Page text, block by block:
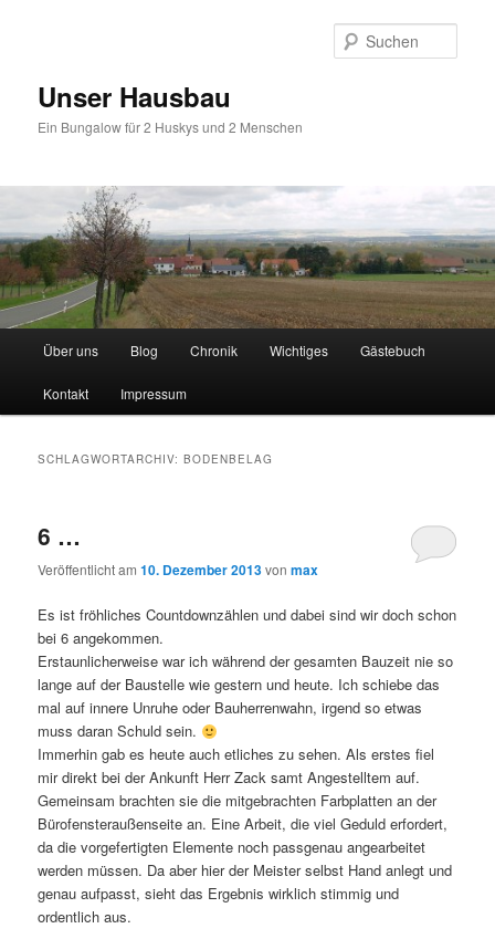
Unser Hausbau
Ein Bungalow für 2 Huskys und 2 Menschen
HauptmenüÜber uns Blog Chronik Wichtiges Gästebuch
Kontakt Impressum
SCHLAGWORTARCHIV:BODENBELAG
6 …
Veröffentlicht am10. Dezember 2013vonmax
Es ist fröhliches Countdownzählen und dabei sind wir doch schon
bei 6 angekommen.
Erstaunlicherweise war ich während der gesamten Bauzeit nie so
lange auf der Baustelle wie gestern und heute. Ich schiebe das
mal auf innere Unruhe oder Bauherrenwahn, irgend so etwas
muss daran Schuld sein.
Immerhin gab es heute auch etliches zu sehen. Als erstes fiel
mir direkt bei der Ankunft Herr Zack samt Angestelltem auf.
Gemeinsam brachten sie die mitgebrachten Farbplatten an der
Bürofensteraußenseite an. Eine Arbeit, die viel Geduld erfordert,
da die vorgefertigten Elemente noch passgenau angearbeitet
werden müssen. Da aber hier der Meister selbst Hand anlegt und
genau aufpasst, sieht das Ergebnis wirklich stimmig und
ordentlich aus.